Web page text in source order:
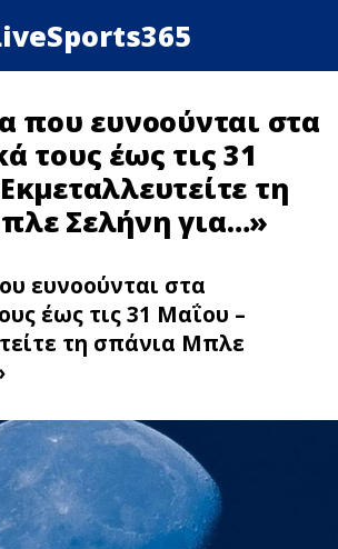
που ευνοούνται στα
τους έως τις 31
τη
Σελήνη για…»
ευνοούνται στα
έως τις 31 Μαΐου –
τη σπάνια Μπλε